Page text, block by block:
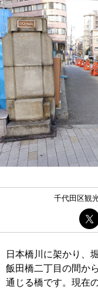
千代田区観
日本橋川に架かり、
飯田橋二丁目の間か
通じる橋です。現在